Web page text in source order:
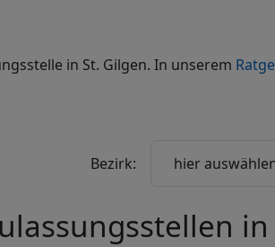
in St. Gilgen. In unserem
Bezirk: hier
in